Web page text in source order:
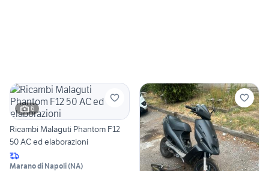
6
Ricambi Malaguti Phantom F12
50 AC ed elaborazioni
Marano di Napoli(NA)